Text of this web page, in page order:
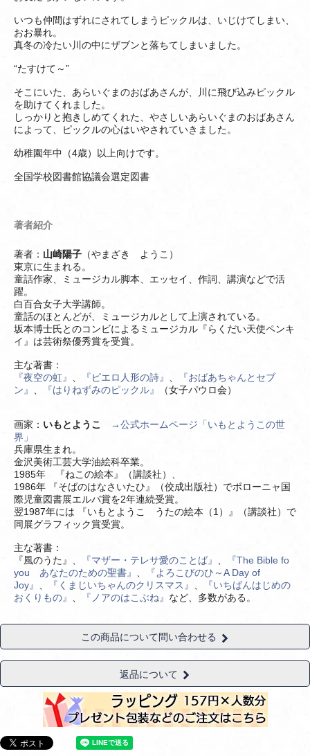
いつも仲間はずれにされてしまうピックルは、いじけてしまい、
おお暴れ。
真冬の冷たい川の中にザブンと落ちてしまいました。
“たすけて～”
そこにいた、あらいぐまのおばあさんが、川に飛び込みピックル
を助けてくれました。
しっかりと抱きしめてくれた、やさしいあらいぐまのおばあさん
によって、ピックルの心はいやされていきました。
幼稚園年中（4歳）以上向けです。
全国学校図書館協議会選定図書
著者紹介
著者： 山崎陽子 （やまざき ようこ）
東京に生まれる。
童話作家、ミュージカル脚本、エッセイ、作詞、講演などで活
躍。
白百合女子大学講師。
童話のほとんどが、ミュージカルとして上演されている。
坂本博士氏とのコンビによるミュージカル『らくだい天使ペンキ
イ』は芸術祭優秀賞を受賞。
主な著書：
『夜空の虹』
『ピエロ人形の詩』
『おばあちゃんとセブ
ン』
『はりねずみのピックル』 （女子パウロ会）
画家： いもとようこ
→公式ホームページ「いもとようこの世
界」
兵庫県生まれ。
金沢美術工芸大学油絵科卒業。
1985年 『ねこの絵本』（講談社）、
1986年 『そばのはなさいたひ』（佼成出版社）でボローニャ国
際児童図書展エルバ賞を2年連続受賞。
翌1987年には 『いもとようこ うたの絵本（1）』（講談社）で
同展グラフィック賞受賞。
主な著書：
『風のうた』、
『マザー・テレサ愛のことば』
『The Bible fo
you あなたのための聖書』
『よろこびのひ～A Day of
Joy』
『くまじいちゃんのクリスマス』
『いちばんはじめの
おくりもの』
『ノアのはこぶね』 など、多数がある。
この商品について問い合わせる
返品について